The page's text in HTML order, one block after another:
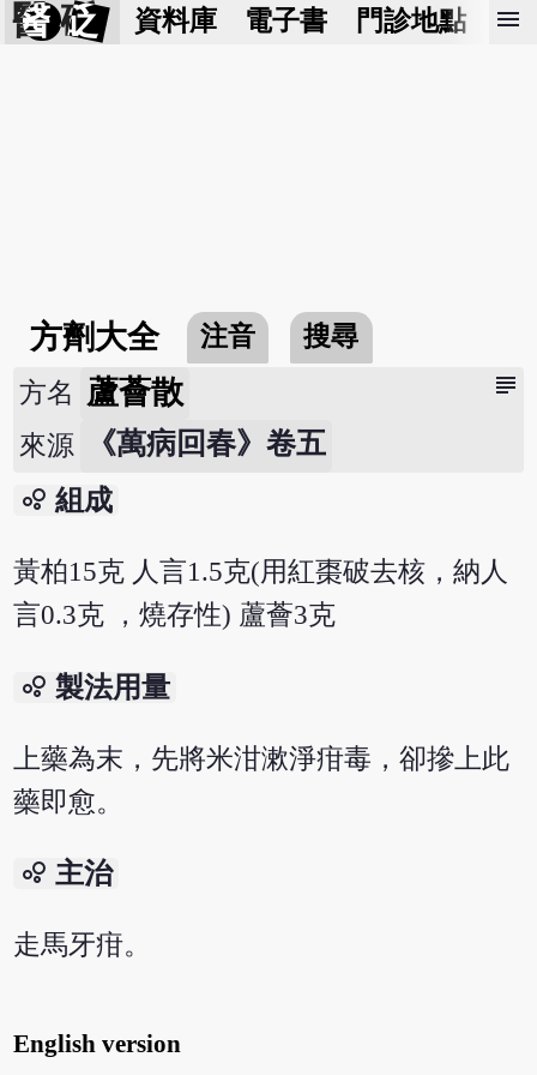
醫 砭 資料庫 電子書 門診地點 預
menu
方劑大全 注音 搜尋
subject
方名 蘆薈散
來源 《萬病回春》卷五
bubble_chart 組成
黃柏15克 人言1.5克(用紅棗破去核，納人
言0.3克 ，燒存性) 蘆薈3克
bubble_chart 製法用量
上藥為末，先將米泔漱淨疳毒，卻摻上此
藥即愈。
bubble_chart 主治
走馬牙疳。
English version